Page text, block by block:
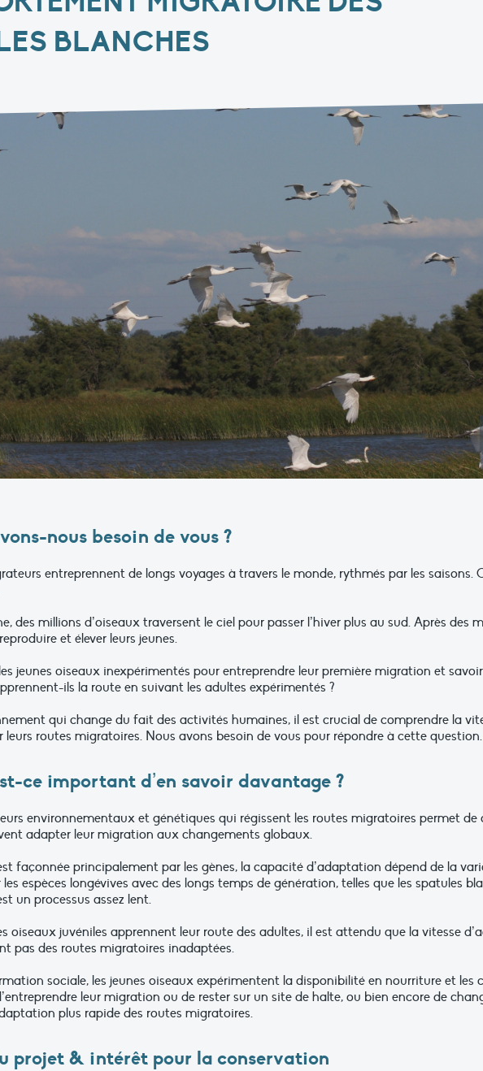
BLANCHES
nous besoin de vous ?
entreprennent de longs voyages à travers le monde, rythmés par les saisons.
des millions d’oiseaux traversent le ciel pour passer l’hiver plus au sud. Après des
et élever leurs jeunes.
jeunes oiseaux inexpérimentés pour entreprendre leur première migration et
ils la route en suivant les adultes expérimentés ?
qui change du fait des activités humaines, il est crucial de comprendre la
routes migratoires. Nous avons besoin de vous pour répondre à cette question.
ce important d’en savoir davantage ?
environnementaux et génétiques qui régissent les routes migratoires permet de
adapter leur migration aux changements globaux.
façonnée principalement par les gènes, la capacité d’adaptation dépend de la
espèces longévives avec des longs temps de génération, telles que les spatules
un processus assez lent.
oiseaux juvéniles apprennent leur route des adultes, il est attendu que la vitesse
pas des routes migratoires inadaptées.
sociale, les jeunes oiseaux expérimentent la disponibilité en nourriture et
leur migration ou de rester sur un site de halte, ou bien encore de
plus rapide des routes migratoires.
projet & intérêt pour la conservation